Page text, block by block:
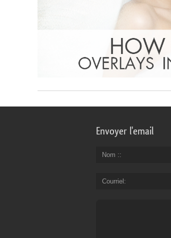
Envoyer l'email
Nom :
Courriel